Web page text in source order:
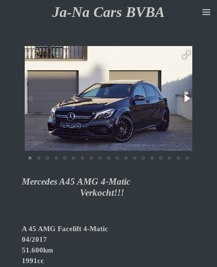
hoofdinhoud
Ja-Na Cars BVBA
Mercedes A45 AMG 4-Matic
Verkocht!!!
A 45 AMG Facelift 4-Matic
04/2017
51.600km
1991cc